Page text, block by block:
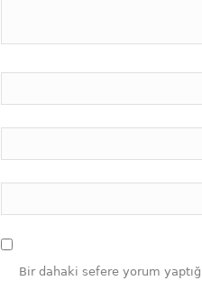
Bir dahaki sefere yorum